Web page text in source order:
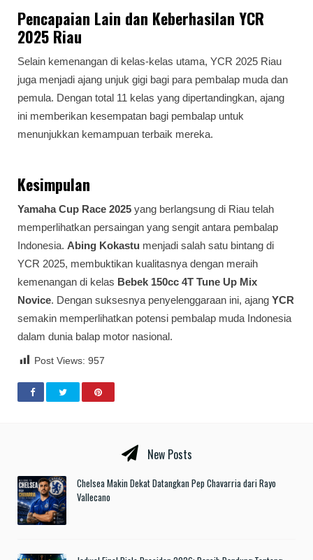
Pencapaian Lain dan Keberhasilan YCR
2025 Riau
Selain kemenangan di kelas-kelas utama, YCR 2025 Riau
juga menjadi ajang unjuk gigi bagi para pembalap muda dan
pemula. Dengan total 11 kelas yang dipertandingkan, ajang
ini memberikan kesempatan bagi pembalap untuk
menunjukkan kemampuan terbaik mereka.
Kesimpulan
Yamaha Cup Race 2025 yang berlangsung di Riau telah
memperlihatkan persaingan yang sengit antara pembalap
Indonesia. Abing Kokastu menjadi salah satu bintang di
YCR 2025, membuktikan kualitasnya dengan meraih
kemenangan di kelas Bebek 150cc 4T Tune Up Mix
Novice. Dengan suksesnya penyelenggaraan ini, ajang YCR
semakin memperlihatkan potensi pembalap muda Indonesia
dalam dunia balap motor nasional.
Post Views: 957
New Posts
Chelsea Makin Dekat Datangkan Pep Chavarria dari Rayo
Vallecano